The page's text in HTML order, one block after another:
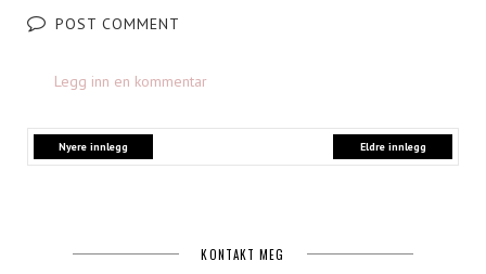
POST COMMENT
Legg inn en kommentar
Nyere innlegg Eldre innlegg
KONTAKT MEG